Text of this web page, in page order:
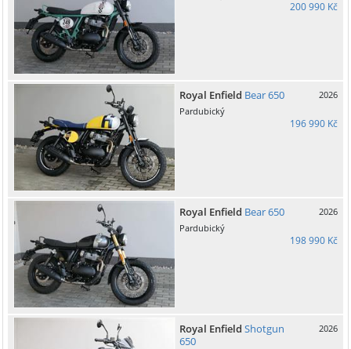
200 990 Kč
Royal Enfield Bear 650
2026
Pardubický
196 990 Kč
Royal Enfield Bear 650
2026
Pardubický
198 990 Kč
Royal Enfield Shotgun
650
2026